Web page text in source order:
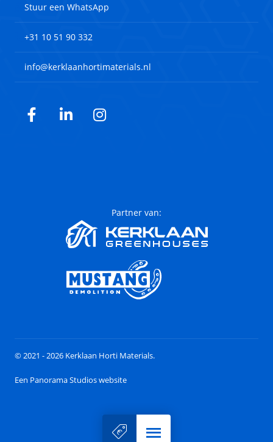
Menu
Stuur een WhatsApp
+31 10 51 90 332
info@kerklaanhortimaterials.nl
Facebook
LinkedInInstagram
Partner van:
© 2021 - 2026 Kerklaan Horti Materials.
Een Panorama Studios website